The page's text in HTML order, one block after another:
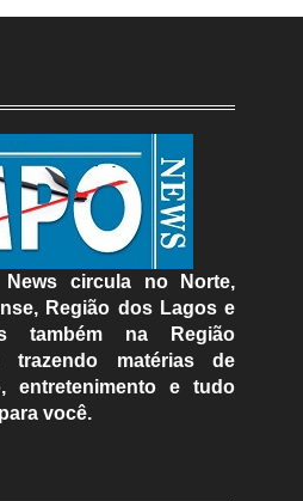
circula no Norte,
Região dos Lagos e
também na Região
trazendo matérias de
entretenimento e tudo
você.